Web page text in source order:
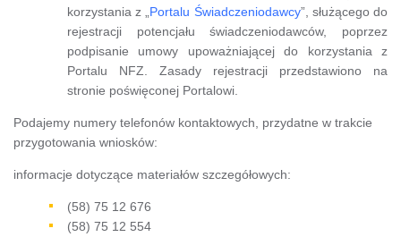
korzystania z „ Portalu Świadczeniodawcy”, służącego do
rejestracji potencjału świadczeniodawców, poprzez
podpisanie umowy upoważniającej do korzystania z
Portalu NFZ. Zasady rejestracji przedstawiono na
stronie poświęconej Portalowi.
Podajemy numery telefonów kontaktowych, przydatne w trakcie
przygotowania wniosków:
informacje dotyczące materiałów szczegółowych:
(58) 75 12 676
(58) 75 12 554